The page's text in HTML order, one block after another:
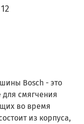
Bosch - это
смягчения
во время
из корпуса,